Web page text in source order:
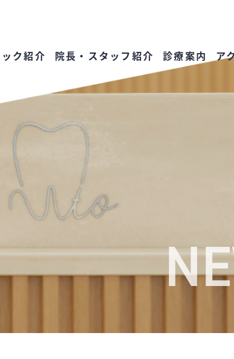
ク紹介 院長・スタッフ紹介 診療案内 ア